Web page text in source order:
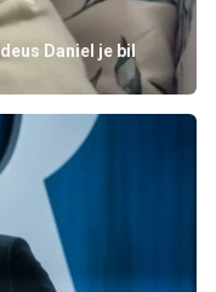
Daniel je bil